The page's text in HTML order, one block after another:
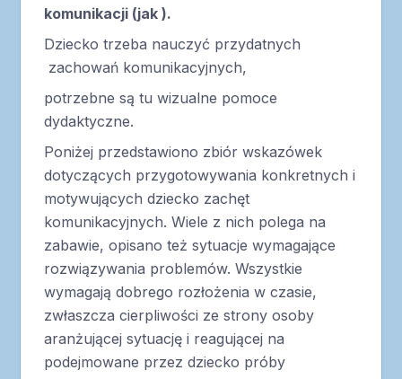
komunikacji (jak ).
Dziecko trzeba nauczyć przydatnych
zachowań komunikacyjnych,
potrzebne są tu wizualne pomoce
dydaktyczne.
Poniżej przedstawiono zbiór wskazówek
dotyczących przygotowywania konkretnych i
motywujących dziecko zachęt
komunikacyjnych. Wiele z nich polega na
zabawie, opisano też sytuacje wymagające
rozwiązywania problemów. Wszystkie
wymagają dobrego rozłożenia w czasie,
zwłaszcza cierpliwości ze strony osoby
aranżującej sytuację i reagującej na
podejmowane przez dziecko próby